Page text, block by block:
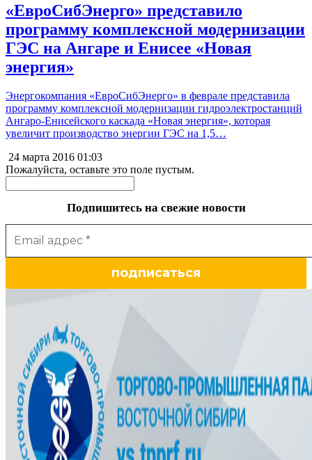
«ЕвроСибЭнерго» представило
программу комплексной модернизации
ГЭС на Ангаре и Енисее «Новая
энергия»
Энергокомпания «ЕвроСибЭнерго» в феврале представила
программу комплексной модернизации гидроэлектростанций
Ангаро-Енисейского каскада «Новая энергия», которая
увеличит производство энергии ГЭС на 1,5…
24 марта 2016 01:03
Пожалуйста, оставьте это поле пустым.
Подпишитесь на свежие новости